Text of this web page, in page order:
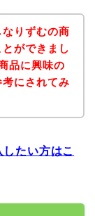
りずむの商
ができまし
品に興味の
にされてみ
たい方はこ